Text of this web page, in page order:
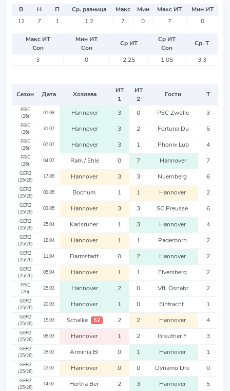
В Н П Ср. разница Макс Мин Макс ИТ
Мин ИТ
12
7 1 1.2 7 0 7 0
Макс ИТ
Соп
Мин ИТ
Соп
Ср ИТ
Ср ИТ
Соп
Ср. Т
3
0 2.25 1.05 3.3
Сезон Дата Хозяева
ИТ
1
ИТ
2
Гости Т
FRIC
(26)
01.08 Hannover 3 0 PEC Zwolle 3
FRIC
(26)
31.07 Hannover 3 2 Fortuna Du 5
FRIC
(26)
07.07 Hannover 3 1 Phonix Lub 4
FRIC
(26)
04.07 Ram / Ehle 0 7 Hannover 7
GER2
(25/26)
17.05 Hannover 3 3 Nuernberg 6
GER2
(25/26)
09.05 Bochum 1 1 Hannover 2
GER2
(25/26)
03.05 Hannover 3 3 SC Preusse 6
GER2
(25/26)
25.04 Karlsruher 1 3 Hannover 4
GER2
(25/26)
18.04 Hannover 1 1 Paderborn 2
GER2
(25/26)
11.04 Darmstadt 0 2 Hannover 2
GER2
(25/26)
05.04 Hannover 1 1 Elversberg 2
FRIC
(26)
25.03 Hannover 2 0 VfL Osnabr 2
GER2
(25/26)
20.03 Hannover 1 0 Eintracht 1
GER2
(25/26)
15.03 Schalke 52 2 2 Hannover 4
GER2
(25/26)
08.03 Hannover 1 2 Greuther F 3
GER2
(25/26)
28.02 Arminia Bi 0 1 Hannover 1
GER2
(25/26)
22.02 Hannover 0 0 Dynamo Dre 0
GER2
(25/26)
14.02 Hertha Ber 2 3 Hannover 5